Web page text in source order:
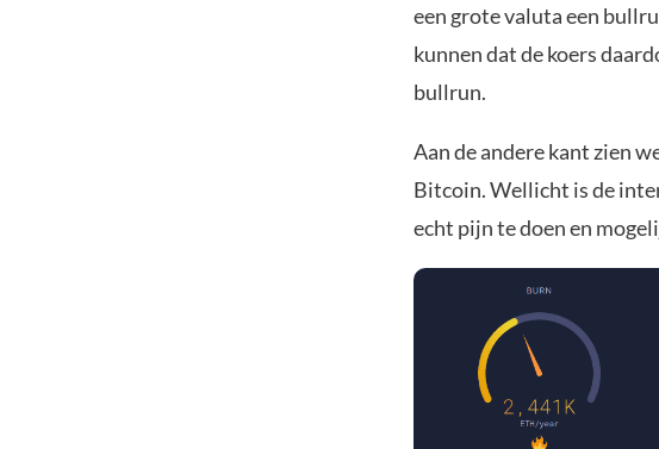
een grote valuta een
kunnen dat de koers
bullrun.
Aan de andere kant zien
Bitcoin. Wellicht is de
echt pijn te doen en